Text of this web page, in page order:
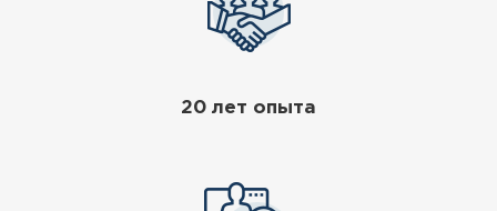
20 лет опыта